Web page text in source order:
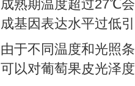
成熟期温度超过27℃
成基因表达水平过低
由于不同温度和光照
可以对葡萄果皮光泽